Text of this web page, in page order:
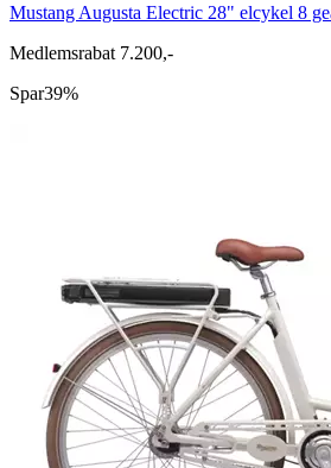
Mustang Augusta Electric 28" elcykel 8
Medlemsrabat 7.200,-
Spar39%